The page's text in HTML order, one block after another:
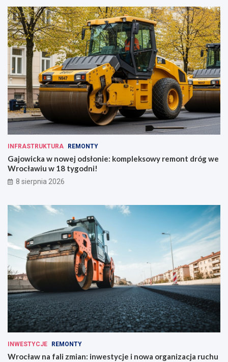
INFRASTRUKTURA REMONTY
Gajowicka w nowej odsłonie: kompleksowy remont dróg we
Wrocławiu w 18 tygodni!
8 sierpnia 2026
INWESTYCJE REMONTY
Wrocław na fali zmian: inwestycje i nowa organizacja ruchu